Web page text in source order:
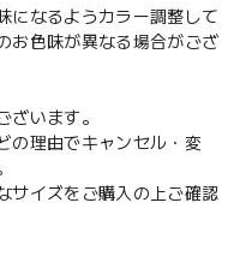
になるようカラー調整して
お色味が異なる場合がござ
ざいます。
の理由でキャンセル・変
サイズをご購入の上ご確認